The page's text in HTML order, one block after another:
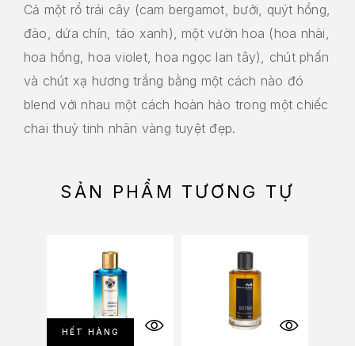
Cả một rổ trái cây (cam bergamot, bưởi, quýt hồng,
đào, dứa chín, táo xanh), một vườn hoa (hoa nhài,
hoa hồng, hoa violet, hoa ngọc lan tây), chút phấn
và chút xạ hương trắng bằng một cách nào đó
blend với nhau một cách hoàn hảo trong một chiếc
chai thuỷ tinh nhãn vàng tuyệt đẹp.
SẢN PHẨM TƯƠNG TỰ
HẾT HÀNG